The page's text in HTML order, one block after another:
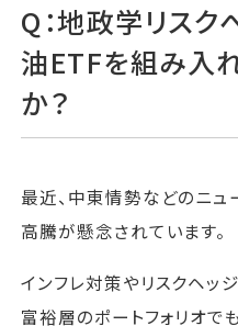
Q：地政学リスク
油ETFを組み入
か？
最近、中東情勢などのニュ
高騰が懸念されています。
インフレ対策やリスクヘッジ
富裕層のポートフォリオで